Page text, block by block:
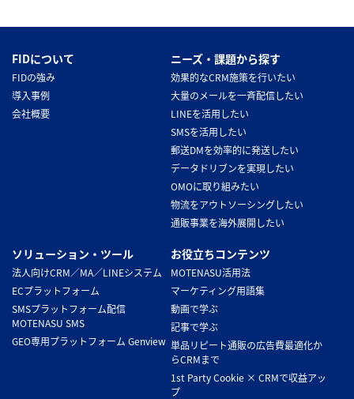
FIDについて
FIDの強み
導入事例
会社概要
ニーズ・課題から探す
効果的なCRM施策を行いたい
大量のメールを一斉配信したい
LINEを活用したい
SMSを活用したい
郵送DMを効率的に発送したい
データドリブンを実現したい
OMOに取り組みたい
物流をアウトソーシングしたい
通販事業を海外展開したい
ソリューション・ツール
法人向けCRM／MA／LINEシステム
ECプラットフォーム
SMSプラットフォーム配信
MOTENASU SMS
GEO専用プラットフォーム Genview
お役立ちコンテンツ
MOTENASU活用法
マーケティング用語集
動画で学ぶ
記事で学ぶ
単品リピート通販の広告費最適化か
らCRMまで
1st Party Cookie × CRMで収益アッ
プ